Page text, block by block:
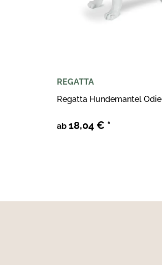
REGATTA
Regatta Hundemantel Odie
ab 18,04 € *